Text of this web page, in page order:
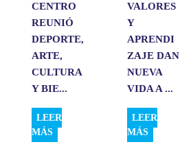
CENTRO
REUNIÓ
DEPORTE,
ARTE,
CULTURA
Y BIE...
LEER
MÁS
VALORES
Y
APRENDI
ZAJE DAN
NUEVA
VIDA A ...
LEER
MÁS